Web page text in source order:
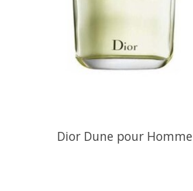
Dior Dune pour Homme